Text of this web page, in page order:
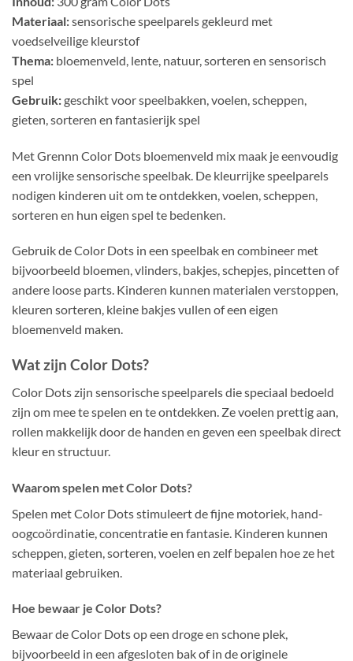
Materiaal:sensorische speelparels gekleurd met
voedselveilige kleurstof
Thema: bloemenveld, lente, natuur, sorteren en sensorisch
spel
Gebruik:geschikt voor speelbakken, voelen, scheppen,
gieten, sorteren en fantasierijk spel
Met Grennn Color Dots bloemenveld mix maak je eenvoudig
een vrolijke sensorische speelbak. De kleurrijke speelparels
nodigen kinderen uit om te ontdekken, voelen, scheppen,
sorteren en hun eigen spel te bedenken.
Gebruik de Color Dots in een speelbak en combineer met
bijvoorbeeld bloemen, vlinders, bakjes, schepjes, pincetten of
andere loose parts. Kinderen kunnen materialen verstoppen,
kleuren sorteren, kleine bakjes vullen of een eigen
bloemenveld maken.
Wat zijn Color Dots?
Color Dots zijn sensorische speelparels die speciaal bedoeld
zijn om mee te spelen en te ontdekken. Ze voelen prettig aan,
rollen makkelijk door de handen en geven een speelbak direct
kleur en structuur.
Waarom spelen met Color Dots?
Spelen met Color Dots stimuleert de fijne motoriek, hand-
oogcoördinatie, concentratie en fantasie. Kinderen kunnen
scheppen, gieten, sorteren, voelen en zelf bepalen hoe ze het
materiaal gebruiken.
Hoe bewaar je Color Dots?
Bewaar de Color Dots op een droge en schone plek,
bijvoorbeeld in een afgesloten bak of in de originele